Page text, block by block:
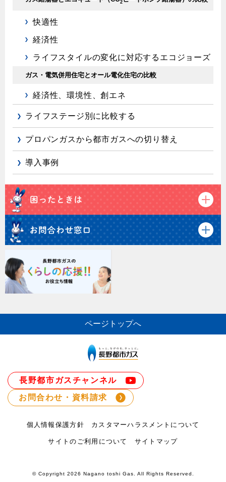
2
快適性
経済性
ライフスタイルの変化に対応するエコジョーズ
ガス・電気併用住宅とオール電化住宅の比較
経済性、環境性、創エネ
ライフステージ別に比較する
プロパンガスから都市ガスへの切り替え
導入事例
ページトップへ
長野都市ガスチャンネル
お問合わせ・資料請求
個人情報保護方針 カスタマーハラスメントについて
サイトのご利用について サイトマップ
© Copyright 2026 Nagano toshi Gas. All Rights Reserved.